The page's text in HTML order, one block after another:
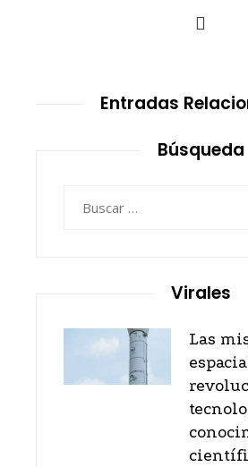
Entradas
Búsqueda
Virales
Las